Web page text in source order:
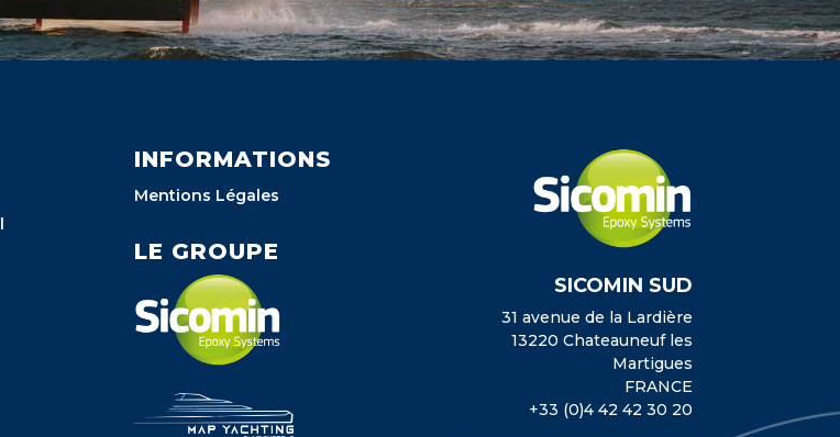
INFORMATIONS
Mentions Légales
LE GROUPE
SICOMIN SUD
31 avenue de la Lardière
13220 Chateauneuf les
Martigues
FRANCE
+33 (0)4 42 42 30 20